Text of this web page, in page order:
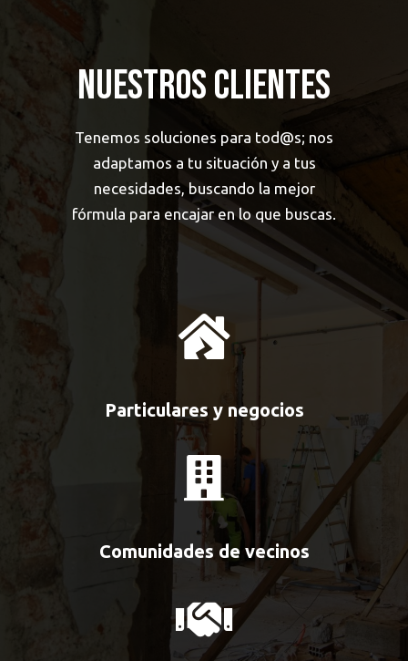
Nuestros Clientes
Tenemos soluciones para tod@s; nos
adaptamos a tu situación y a tus
necesidades, buscando la mejor
fórmula para encajar en lo que buscas.
Particulares y negocios
Comunidades de vecinos